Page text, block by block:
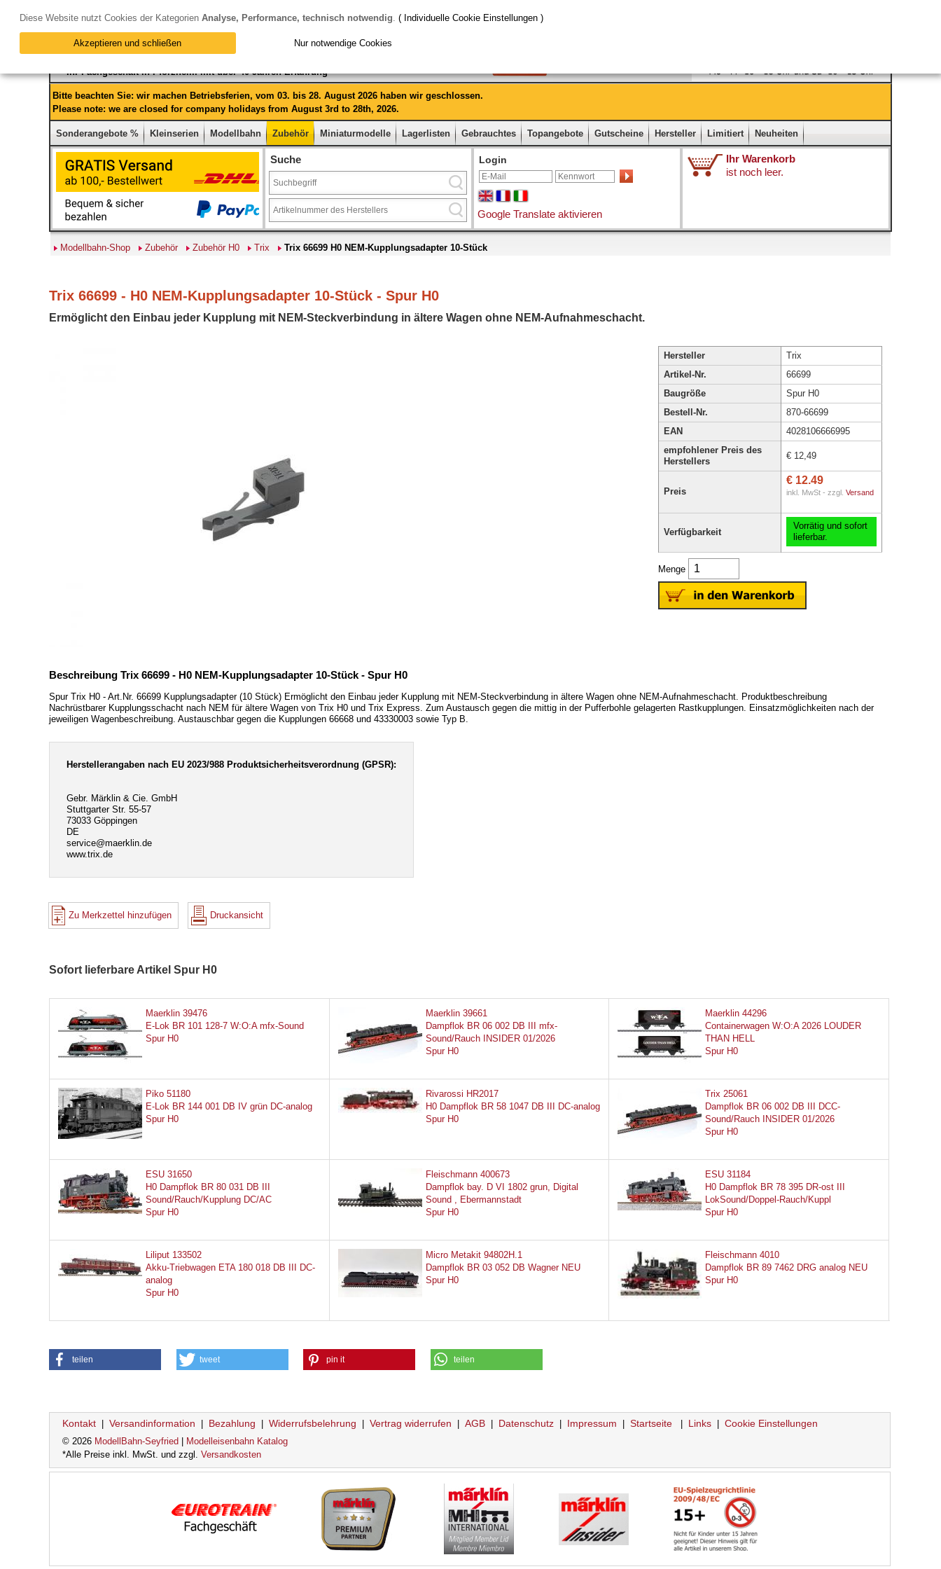
Ihr Fachgeschäft in Pforzheim mit über 40 Jahren Erfahrung
Bitte beachten Sie: wir machen Betriebsferien, vom 03. bis 28. August 2026 haben wir geschlossen.
Please note: we are closed for company holidays from August 3rd to 28th, 2026.
Sonderangebote % Kleinserien Modellbahn Zubehör Miniaturmodelle Lagerlisten Gebrauchtes Topangebote Gutscheine Hersteller Limitiert Neuheiten
Suche Login
Google Translate aktivieren
Ihr Warenkorb
ist noch leer.
Modellbahn-Shop Zubehör Zubehör H0 Trix Trix 66699 H0 NEM-Kupplungsadapter 10-Stück
Trix 66699 - H0 NEM-Kupplungsadapter 10-Stück - Spur H0
Ermöglicht den Einbau jeder Kupplung mit NEM-Steckverbindung in ältere Wagen ohne NEM-Aufnahmeschacht.
Hersteller
Trix
Artikel-Nr.
66699
Baugröße
Spur H0
Bestell-Nr.
870-66699
EAN
4028106666995
empfohlener Preis des
Herstellers
€ 12,49
Preis
€ 12.49
inkl. MwSt - zzgl. Versand
Verfügbarkeit
Vorrätig und sofort
lieferbar.
Menge
Beschreibung Trix 66699 - H0 NEM-Kupplungsadapter 10-Stück - Spur H0
Spur Trix H0 - Art.Nr. 66699 Kupplungsadapter (10 Stück) Ermöglicht den Einbau jeder Kupplung mit NEM-Steckverbindung in ältere Wagen ohne NEM-Aufnahmeschacht. Produktbeschreibung
Nachrüstbarer Kupplungsschacht nach NEM für ältere Wagen von Trix H0 und Trix Express. Zum Austausch gegen die mittig in der Pufferbohle gelagerten Rastkupplungen. Einsatzmöglichkeiten nach der
jeweiligen Wagenbeschreibung. Austauschbar gegen die Kupplungen 66668 und 43330003 sowie Typ B.
Herstellerangaben nach EU 2023/988 Produktsicherheitsverordnung (GPSR):
Gebr. Märklin & Cie. GmbH
Stuttgarter Str. 55-57
73033 Göppingen
DE
service@maerklin.de
www.trix.de
Zu Merkzettel hinzufügen Druckansicht
Sofort lieferbare Artikel Spur H0
Maerklin 39476
E-Lok BR 101 128-7 W:O:A mfx-Sound
Spur H0
Maerklin 39661
Dampflok BR 06 002 DB III mfx-
Sound/Rauch INSIDER 01/2026
Spur H0
Maerklin 44296
Containerwagen W:O:A 2026 LOUDER
THAN HELL
Spur H0
Piko 51180
E-Lok BR 144 001 DB IV grün DC-analog
Spur H0
Rivarossi HR2017
H0 Dampflok BR 58 1047 DB III DC-analog
Spur H0
Trix 25061
Dampflok BR 06 002 DB III DCC-
Sound/Rauch INSIDER 01/2026
Spur H0
ESU 31650
H0 Dampflok BR 80 031 DB III
Sound/Rauch/Kupplung DC/AC
Spur H0
Fleischmann 400673
Dampflok bay. D VI 1802 grun, Digital
Sound , Ebermannstadt
Spur H0
ESU 31184
H0 Dampflok BR 78 395 DR-ost III
LokSound/Doppel-Rauch/Kuppl
Spur H0
Liliput 133502
Akku-Triebwagen ETA 180 018 DB III DC-
analog
Spur H0
Micro Metakit 94802H.1
Dampflok BR 03 052 DB Wagner NEU
Spur H0
Fleischmann 4010
Dampflok BR 89 7462 DRG analog NEU
Spur H0
teilen tweet pin it teilen
Kontakt Versandinformation Bezahlung Widerrufsbelehrung Vertrag widerrufen AGB Datenschutz Impressum Startseite Links Cookie Einstellungen
© 2026 ModellBahn-Seyfried
Modelleisenbahn Katalog
*Alle Preise inkl. MwSt. und zzgl. Versandkosten
Diese Website nutzt Cookies der Kategorien Analyse, Performance, technisch notwendig. ( Individuelle Cookie Einstellungen )
Akzeptieren und schließen Nur notwendige Cookies